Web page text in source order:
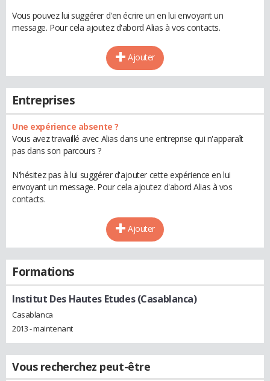
Vous pouvez lui suggérer d'en écrire un en lui envoyant un
message. Pour cela ajoutez d'abord Alias à vos contacts.
Ajouter
Entreprises
Une expérience absente ?
Vous avez travaillé avec Alias dans une entreprise qui n'apparaît
pas dans son parcours ?
N'hésitez pas à lui suggérer d'ajouter cette expérience en lui
envoyant un message. Pour cela ajoutez d'abord Alias à vos
contacts.
Ajouter
Formations
Institut Des Hautes Etudes (Casablanca)
Casablanca
2013 - maintenant
Vous recherchez peut-être